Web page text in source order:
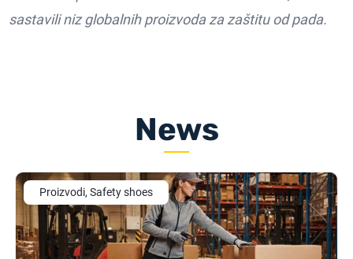
sastavili niz globalnih proizvoda za zaštitu od pada.
News
Proizvodi, Safety shoes